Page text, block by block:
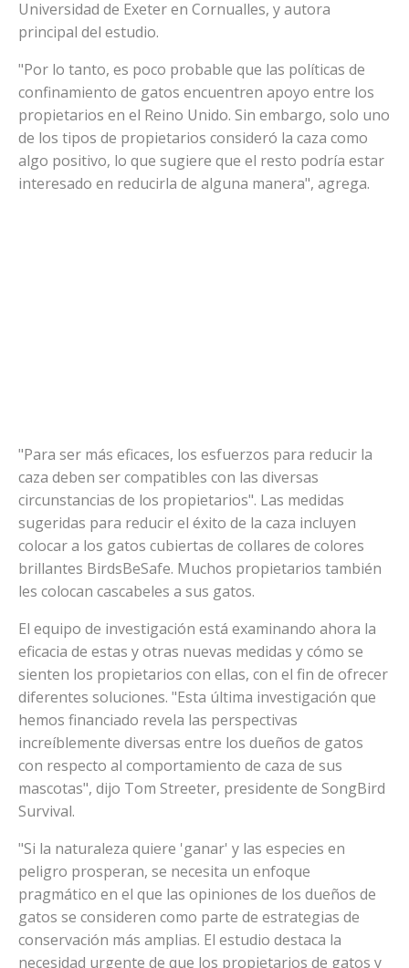
Universidad de Exeter en Cornualles, y autora
principal del estudio.
"Por lo tanto, es poco probable que las políticas de
confinamiento de gatos encuentren apoyo entre los
propietarios en el Reino Unido. Sin embargo, solo uno
de los tipos de propietarios consideró la caza como
algo positivo, lo que sugiere que el resto podría estar
interesado en reducirla de alguna manera", agrega.
"Para ser más eficaces, los esfuerzos para reducir la
caza deben ser compatibles con las diversas
circunstancias de los propietarios". Las medidas
sugeridas para reducir el éxito de la caza incluyen
colocar a los gatos cubiertas de collares de colores
brillantes BirdsBeSafe. Muchos propietarios también
les colocan cascabeles a sus gatos.
El equipo de investigación está examinando ahora la
eficacia de estas y otras nuevas medidas y cómo se
sienten los propietarios con ellas, con el fin de ofrecer
diferentes soluciones. "Esta última investigación que
hemos financiado revela las perspectivas
increíblemente diversas entre los dueños de gatos
con respecto al comportamiento de caza de sus
mascotas", dijo Tom Streeter, presidente de SongBird
Survival.
"Si la naturaleza quiere 'ganar' y las especies en
peligro prosperan, se necesita un enfoque
pragmático en el que las opiniones de los dueños de
gatos se consideren como parte de estrategias de
conservación más amplias. El estudio destaca la
necesidad urgente de que los propietarios de gatos y